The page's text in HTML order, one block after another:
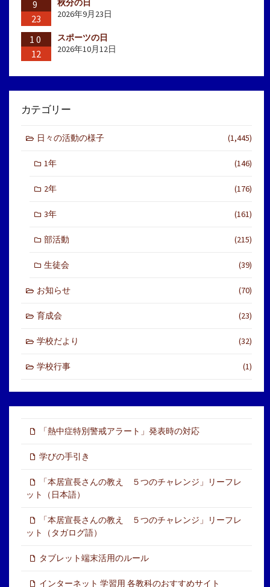
9
23
秋分の日
2026年9月23日
10
12
スポーツの日
2026年10月12日
カテゴリー
日々の活動の様子 (1,445)
1年 (146)
2年 (176)
3年 (161)
部活動 (215)
生徒会 (39)
お知らせ (70)
育成会 (23)
学校だより (32)
学校行事 (1)
「熱中症特別警戒アラート」発表時の対応
学びの手引き
「本居宣長さんの教え ５つのチャレンジ」リーフレ
ット（日本語）
「本居宣長さんの教え ５つのチャレンジ」リーフレ
ット（タガログ語）
タブレット端末活用のルール
インターネット 学習用 各教科のおすすめサイト